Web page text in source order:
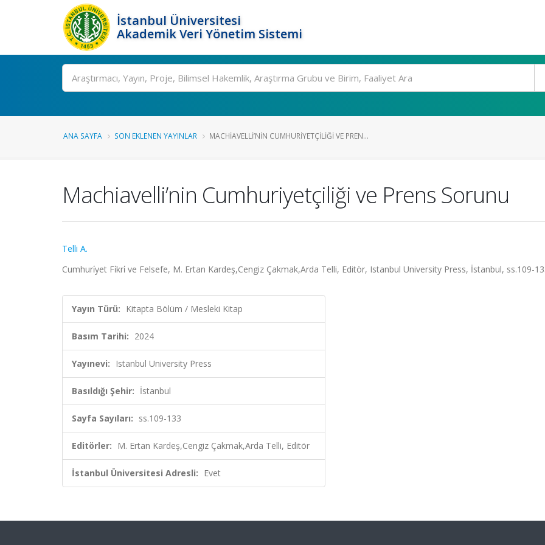
İstanbul Üniversitesi
Akademik Veri Yönetim Sistemi
Ara
ANA SAYFA SON EKLENEN YAYINLAR MACHIAVELLI’NIN CUMHURIYETÇILIĞI VE PREN...
Machiavelli’nin Cumhuriyetçiliği ve Prens Sorunu
Telli A.
Cumhuri̇yet Fi̇kri̇ ve Felsefe, M. Ertan Kardeş,Cengiz Çakmak,Arda Telli, Editör, Istanbul University Press, İstanbul, ss.109-
Yayın Türü: Kitapta Bölüm / Mesleki Kitap
Basım Tarihi: 2024
Yayınevi: Istanbul University Press
Basıldığı Şehir: İstanbul
Sayfa Sayıları: ss.109-133
Editörler: M. Ertan Kardeş,Cengiz Çakmak,Arda Telli, Editör
İstanbul Üniversitesi Adresli: Evet